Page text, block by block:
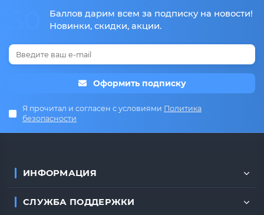
Баллов дарим всем за подписку на новости!
Новинки, скидки, акции.
Оформить подписку
Я прочитал и согласен с условиями Политика
безопасности
ИНФОРМАЦИЯ
СЛУЖБА ПОДДЕРЖКИ